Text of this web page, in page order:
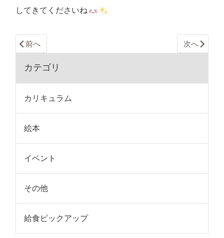
してきてくださいね
前へ 次へ
カテゴリ
カリキュラム
絵本
イベント
その他
給食ピックアップ